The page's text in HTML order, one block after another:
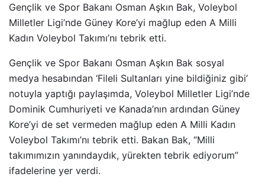
Gençlik ve Spor Bakanı Osman Aşkın Bak, Voleybol
Milletler Ligi’nde Güney Kore’yi mağlup eden A Milli
Kadın Voleybol Takımı’nı tebrik etti.
Gençlik ve Spor Bakanı Osman Aşkın Bak sosyal
medya hesabından ‘Fileli Sultanları yine bildiğiniz gibi’
notuyla yaptığı paylaşımda, Voleybol Milletler Ligi’nde
Dominik Cumhuriyeti ve Kanada’nın ardından Güney
Kore’yi de set vermeden mağlup eden A Milli Kadın
Voleybol Takımı’nı tebrik etti. Bakan Bak, “Milli
takımımızın yanındaydık, yürekten tebrik ediyorum”
ifadelerine yer verdi.